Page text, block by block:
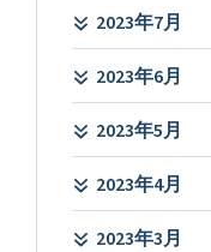
2023年7月
2023年6月
2023年5月
2023年4月
2023年3月